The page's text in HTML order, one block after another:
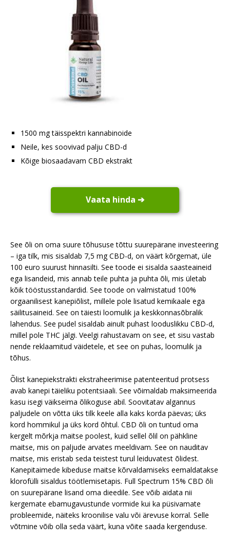
1500 mg täisspektri kannabinoide
Neile, kes soovivad palju CBD-d
Kõige biosaadavam CBD ekstrakt
Vaata hinda ➔
See õli on oma suure tõhususe tõttu suurepärane investeering
– iga tilk, mis sisaldab 7,5 mg CBD-d, on väärt kõrgemat, üle
100 euro suurust hinnasilti. See toode ei sisalda saasteaineid
ega lisandeid, mis annab teile puhta ja puhta õli, mis ületab
kõik tööstusstandardid. See toode on valmistatud 100%
orgaanilisest kanepiõlist, millele pole lisatud kemikaale ega
säilitusaineid. See on täiesti loomulik ja keskkonnasõbralik
lahendus. See pudel sisaldab ainult puhast looduslikku CBD-d,
millel pole THC jälgi. Veelgi rahustavam on see, et sisu vastab
nende reklaamitud väidetele, et see on puhas, loomulik ja
tõhus.
Õlist kanepiekstrakti ekstraheerimise patenteeritud protsess
avab kanepi täieliku potentsiaali. See võimaldab maksimeerida
kasu isegi väikseima õlikoguse abil. Soovitatav algannus
paljudele on võtta üks tilk keele alla kaks korda päevas; üks
kord hommikul ja üks kord õhtul. CBD õli on tuntud oma
kergelt mõrkja maitse poolest, kuid sellel õlil on pähkline
maitse, mis on paljude arvates meeldivam. See on nauditav
maitse, mis eristab seda teistest turul leiduvatest õlidest.
Kanepitaimede kibeduse maitse kõrvaldamiseks eemaldatakse
klorofülli sisaldus töötlemisetapis. Full Spectrum 15% CBD õli
on suurepärane lisand oma dieedile. See võib aidata nii
kergemate ebamugavustunde vormide kui ka püsivamate
probleemide, näiteks kroonilise valu või ärevuse korral. Selle
võtmine võib olla seda väärt, kuna võite saada kergenduse.